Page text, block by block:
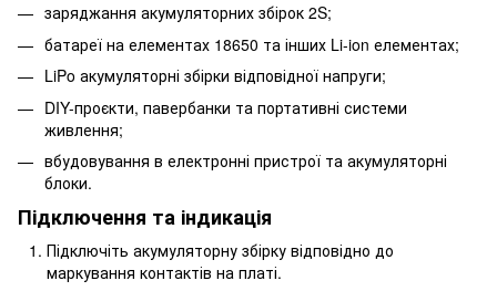
заряджання акумуляторних збірок 2S;
батареї на елементах 18650 та інших Li-ion елементах;
LiPo акумуляторні збірки відповідної напруги;
DIY-проєкти, павербанки та портативні системи
живлення;
вбудовування в електронні пристрої та акумуляторні
блоки.
Підключення та індикація
Підключіть акумуляторну збірку відповідно до
маркування контактів на платі.